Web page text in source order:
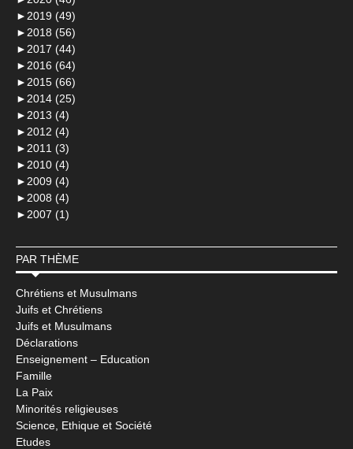
► 2019 (49)
► 2018 (56)
► 2017 (44)
► 2016 (64)
► 2015 (66)
► 2014 (25)
► 2013 (4)
► 2012 (4)
► 2011 (3)
► 2010 (4)
► 2009 (4)
► 2008 (4)
► 2007 (1)
PAR THÈME
Chrétiens et Musulmans
Juifs et Chrétiens
Juifs et Musulmans
Déclarations
Enseignement – Education
Famille
La Paix
Minorités religieuses
Science, Ethique et Société
Etudes